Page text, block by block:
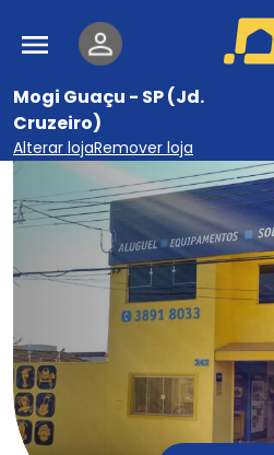
Pular para o conteúdo principal
Mogi Guaçu - SP (Jd.
Cruzeiro)
Alterar lojaRemover loja